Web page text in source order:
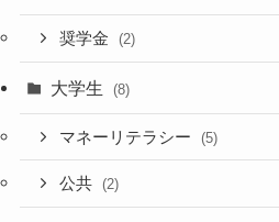
奨学金 (2)
大学生 (8)
マネーリテラシー (5)
公共 (2)